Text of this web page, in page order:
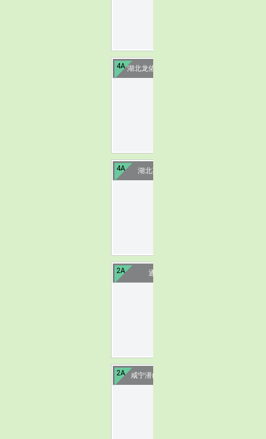
4A 湖北龙佑赤壁温泉度假区
4A 湖北嘉鱼山湖温泉
2A 通山闯王陵
2A 咸宁潜山国家森林公园